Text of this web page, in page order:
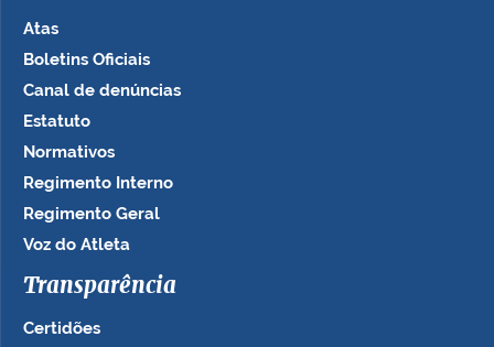
Atas
Boletins Oficiais
Canal de denúncias
Estatuto
Normativos
Regimento Interno
Regimento Geral
Voz do Atleta
Transparência
Certidões